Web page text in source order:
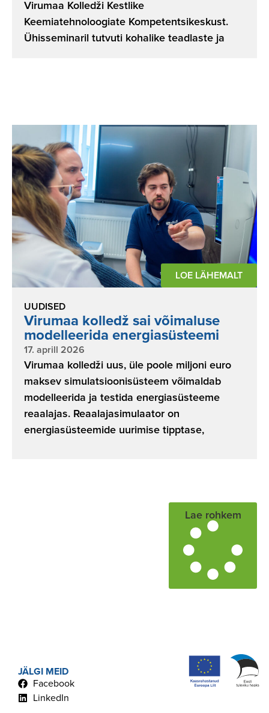
Virumaa Kolledži Kestlike
Keemiatehnoloogiate Kompetentsikeskust.
Ühisseminaril tutvuti kohalike teadlaste ja
LOE LÄHEMALT
UUDISED
Virumaa kolledž sai võimaluse
modelleerida energiasüsteemi
17. aprill 2026
Virumaa kolledži uus, üle poole miljoni euro
maksev simulatsioonisüsteem võimaldab
modelleerida ja testida energiasüsteeme
reaalajas. Reaalajasimulaator on
energiasüsteemide uurimise tipptase,
Lae rohkem
JÄLGI MEID
Facebook
LinkedIn